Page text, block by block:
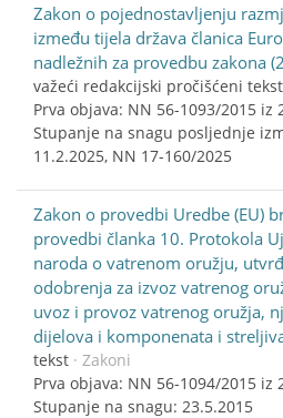
Zakon o pojednostavljenju
između tijela država članica
nadležnih za provedbu zakona
važeći redakcijski pročišćeni tekst
Prva objava: NN 56-1093/2015 iz
Stupanje na snagu posljednje
11.2.2025, NN 17-160/2025
Zakon o provedbi Uredbe (EU)
provedbi članka 10. Protokola
naroda o vatrenom oružju,
odobrenja za izvoz vatrenog
uvoz i provoz vatrenog oružja,
dijelova i komponenata i
tekst · Zakoni
Prva objava: NN 56-1094/2015 iz
Stupanje na snagu: 23.5.2015